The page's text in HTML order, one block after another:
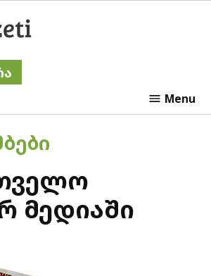
Menu
მედიაში